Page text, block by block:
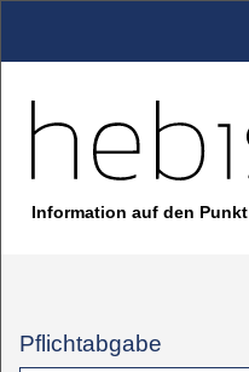
Information auf den Punkt
Pflichtabgabe